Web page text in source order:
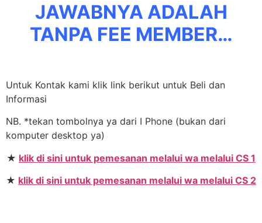
JAWABNYA ADALAH
TANPA FEE MEMBER…
Untuk Kontak kami klik link berikut untuk Beli dan
Informasi
NB. *tekan tombolnya ya dari I Phone (bukan dari
komputer desktop ya)
★ klik di sini untuk pemesanan melalui wa melalui CS 1
★ klik di sini untuk pemesanan melalui wa melalui CS 2